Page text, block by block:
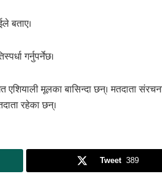
बताए।
गर्नुपर्नेछ।
मूलका बासिन्दा छन्। मतदाता
रहेका छन्।
Tweet 389